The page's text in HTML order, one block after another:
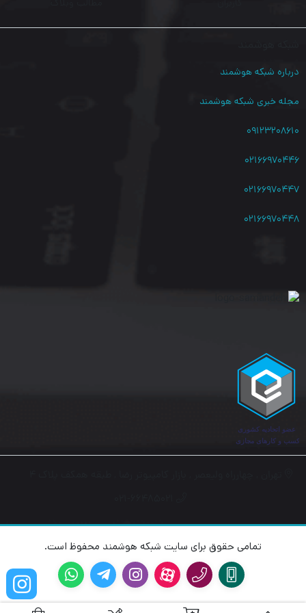
در ادامه به بررسی ویژگی های سوییچ شبکه بیست و چهار پورت برند
اینوورز مدل IN-10024GP-2C خواهیم پرداخت:
تکنولوژی QoS:
های پر حجم تر (مانند فایل های تصویری) داده شده و باعث بالا رفتن
سرعت دریافت و انتقال اطلاعات در شبکه می گردد.
درباره شبکه هوشمند
مجله خبری شبکه هوشمند
۰۹۱۲۳۲۰۸۶۱۰
۰۲۱۶۶۹۷۰۴۴۶
۰۲۱۶۶۹۷۰۴۴۷
۰۲۱۶۶۹۷۰۴۴۸
تمامی حقوق برای سایت شبکه هوشمند محفوظ است.